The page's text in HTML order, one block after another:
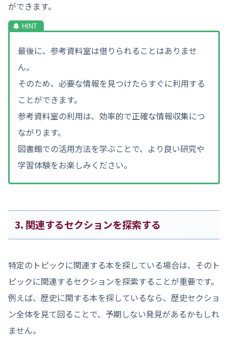
ができます。
最後に、参考資料室は借りられることはありませ
ん。
そのため、必要な情報を見つけたらすぐに利用する
ことができます。
参考資料室の利用は、効率的で正確な情報収集につ
ながります。
図書館での活用方法を学ぶことで、より良い研究や
学習体験をお楽しみください。
3. 関連するセクションを探索する
特定のトピックに関連する本を探している場合は、そのト
ピックに関連するセクションを探索することが重要です。
例えば、歴史に関する本を探しているなら、歴史セクショ
ン全体を見て回ることで、予期しない発見があるかもしれ
ません。